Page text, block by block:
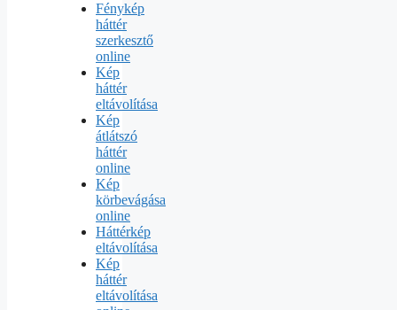
Fénykép
háttér
szerkesztő
online
Kép
háttér
eltávolítása
Kép
átlátszó
háttér
online
Kép
körbevágása
online
Háttérkép
eltávolítása
Kép
háttér
eltávolítása